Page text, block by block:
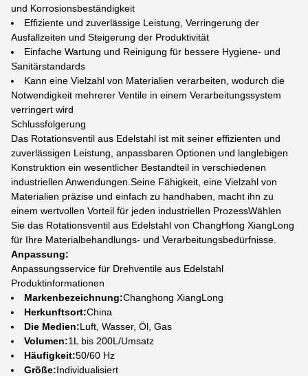
und Korrosionsbeständigkeit
Effiziente und zuverlässige Leistung, Verringerung der
Ausfallzeiten und Steigerung der Produktivität
Einfache Wartung und Reinigung für bessere Hygiene- und
Sanitärstandards
Kann eine Vielzahl von Materialien verarbeiten, wodurch die
Notwendigkeit mehrerer Ventile in einem Verarbeitungssystem
verringert wird
Schlussfolgerung
Das Rotationsventil aus Edelstahl ist mit seiner effizienten und
zuverlässigen Leistung, anpassbaren Optionen und langlebigen
Konstruktion ein wesentlicher Bestandteil in verschiedenen
industriellen Anwendungen.Seine Fähigkeit, eine Vielzahl von
Materialien präzise und einfach zu handhaben, macht ihn zu
einem wertvollen Vorteil für jeden industriellen ProzessWählen
Sie das Rotationsventil aus Edelstahl von ChangHong XiangLong
für Ihre Materialbehandlungs- und Verarbeitungsbedürfnisse.
Anpassung:
Anpassungsservice für Drehventile aus Edelstahl
Produktinformationen
Markenbezeichnung:Changhong XiangLong
Herkunftsort:China
Die Medien:Luft, Wasser, Öl, Gas
Volumen:1L bis 200L/Umsatz
Häufigkeit:50/60 Hz
Größe:Individualisiert